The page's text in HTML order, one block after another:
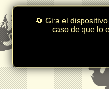
🔄 Gira el
caso de que lo